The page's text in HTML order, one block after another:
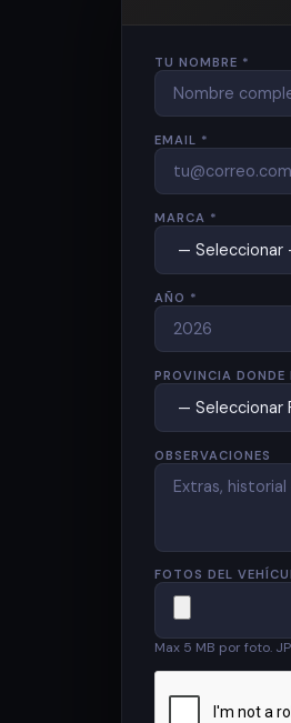
TU NOMBRE *
EMAIL *
MARCA *
AÑO *
PROVINCIA DONDE
OBSERVACIONES
FOTOS DEL
Max 5 MB por foto.